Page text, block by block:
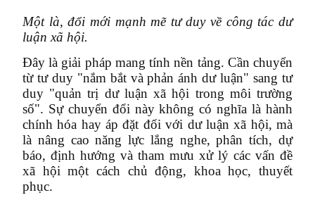
Một là, đổi mới mạnh mẽ tư duy về công tác dư
luận xã hội.
Đây là giải pháp mang tính nền tảng. Cần chuyển
từ tư duy "nắm bắt và phản ánh dư luận" sang tư
duy "quản trị dư luận xã hội trong môi trường
số". Sự chuyển đổi này không có nghĩa là hành
chính hóa hay áp đặt đối với dư luận xã hội, mà
là nâng cao năng lực lắng nghe, phân tích, dự
báo, định hướng và tham mưu xử lý các vấn đề
xã hội một cách chủ động, khoa học, thuyết
phục.